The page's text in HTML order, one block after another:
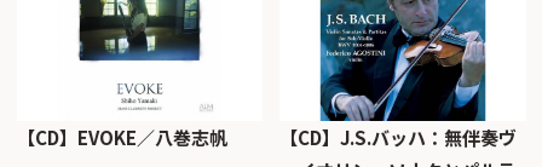
【CD】EVOKE／八巻志帆
【CD】J.S.バッハ：無伴奏ヴ